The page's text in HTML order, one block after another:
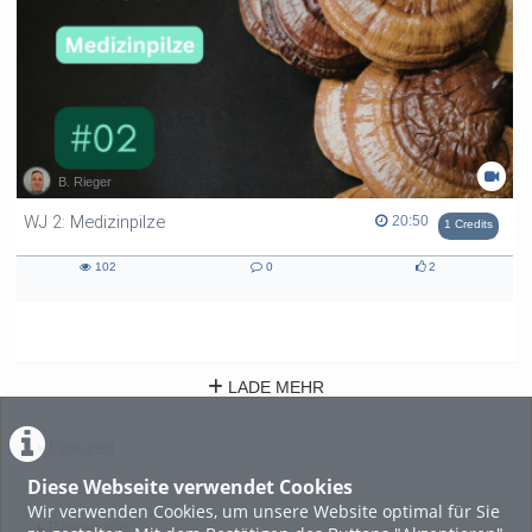
Diese Webseite verwendet Cookies
Wir verwenden Cookies, um unsere Website optimal für Sie
B. Rieger
WJ 2: Medizinpilze 20:50
20:50 duration 1 Credits
102
0
2
LADE MEHR
Beliebtheit